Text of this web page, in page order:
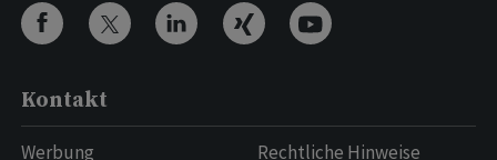
Kontakt
Werbung
Rechtliche Hinweise